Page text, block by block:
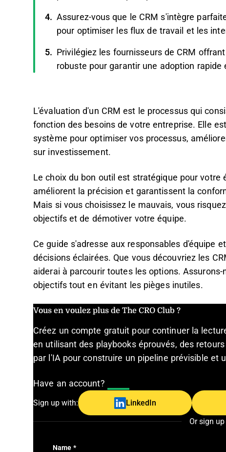
Assurez-vous que le CRM s'intègre
pour optimiser les flux de travail et les
Privilégiez les fournisseurs de CRM
robuste pour garantir une adoption
L'évaluation d'un CRM est le processus qui
fonction des besoins de votre entreprise. Elle
système pour optimiser vos processus,
sur investissement.
Le choix du bon outil est stratégique pour
améliorent la précision et garantissent la
Mais si vous choisissez le mauvais, vous
objectifs et de démotiver votre équipe.
Ce guide s'adresse aux responsables d'équipe
décisions éclairées. Que vous découvriez les
aiderai à parcourir toutes les options.
objectifs tout en évitant les pièges inutiles.
Vous en voulez plus de The CRO Club ?
Créez un compte gratuit pour continuer la
en utilisant des playbooks éprouvés, des
par l'IA pour construire un pipeline prévisible et
Have an account?
Sign up with: LinkedIn
Or sign
Name *